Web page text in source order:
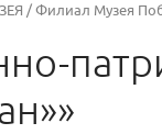
/Филиал Музея